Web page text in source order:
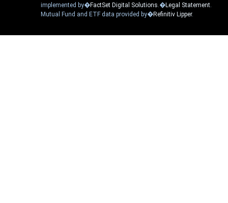
implemented by�FactSet Digital Solutions.�Legal Statement.
Mutual Fund and ETF data provided by�Refinitiv Lipper.